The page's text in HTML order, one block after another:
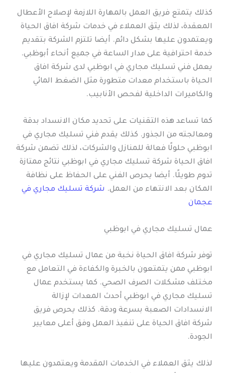
كذلك يتمتع فريق العمل بالمهارة اللازمة لإصلاح الأعطال
المعقدة، لذلك يثق العملاء في خدمات شركة افاق الحياة
ويعتمدون عليها بشكل دائم. أيضا تلتزم الشركة بتقديم
خدمة احترافية على مدار الساعة في جميع أنحاء أبوظبي.
يعمل فني تسليك مجاري في ابوظبي لدى شركة افاق
الحياة باستخدام معدات متطورة مثل الضغط المائي
والكاميرات الداخلية لفحص الأنابيب.
كما تساعد هذه التقنيات على تحديد مكان الانسداد بدقة
ومعالجته من الجذور. كذلك يقدم فني تسليك مجاري في
ابوظبي حلولًا فعالة للمنازل والشركات، لذلك تضمن شركة
افاق الحياة شركة تسليك مجاري في ابوظبي نتائج ممتازة
تدوم طويلًا. أيضا يحرص الفني على الحفاظ على نظافة
المكان بعد الانتهاء من العمل. شركة تسليك مجاري في
عجمان
عمال تسليك مجاري في ابوظبي
توفر شركة افاق الحياة نخبة من عمال تسليك مجاري في
ابوظبي ممن يتمتعون بالخبرة والكفاءة في التعامل مع
مختلف مشكلات الصرف الصحي. كما يستخدم عمال
تسليك مجاري في ابوظبي أحدث المعدات لإزالة
الانسدادات الصعبة بسرعة ودقة. كذلك يحرص فريق
شركة افاق الحياة على تنفيذ العمل وفق أعلى معايير
الجودة.
لذلك يثق العملاء في الخدمات المقدمة ويعتمدون عليها